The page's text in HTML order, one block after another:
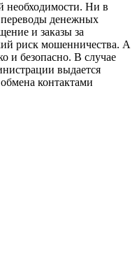
необходимости. Ни в
переводы денежных
и заказы за
риск мошенничества. А
и безопасно. В случае
выдается
контактами